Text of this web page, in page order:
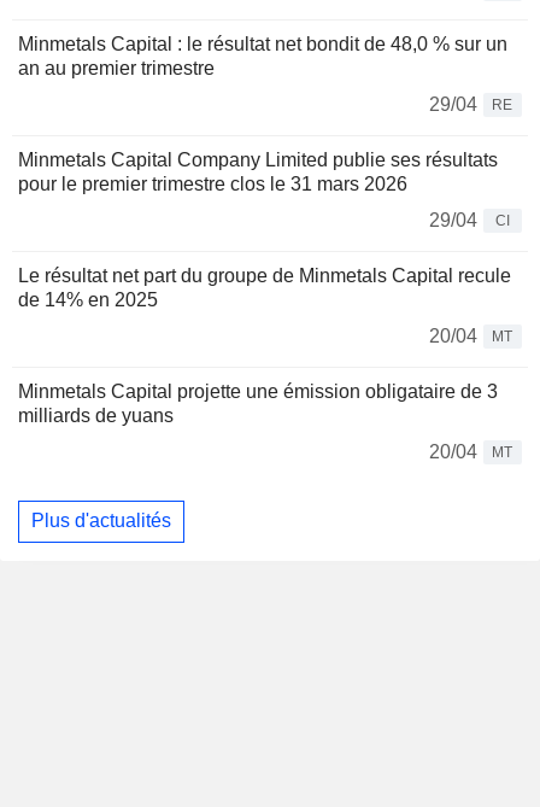
Minmetals Capital : le résultat net bondit de 48,0 % sur un
an au premier trimestre
29/04
RE
Minmetals Capital Company Limited publie ses résultats
pour le premier trimestre clos le 31 mars 2026
29/04
CI
Le résultat net part du groupe de Minmetals Capital recule
de 14% en 2025
20/04
MT
Minmetals Capital projette une émission obligataire de 3
milliards de yuans
20/04
MT
Plus d'actualités